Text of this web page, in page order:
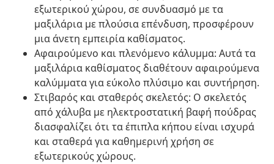
εξωτερικού χώρου, σε συνδυασμό με τα
μαξιλάρια με πλούσια επένδυση, προσφέρουν
μια άνετη εμπειρία καθίσματος.
Αφαιρούμενο και πλενόμενο κάλυμμα: Αυτά τα
μαξιλάρια καθίσματος διαθέτουν αφαιρούμενα
καλύμματα για εύκολο πλύσιμο και συντήρηση.
Στιβαρός και σταθερός σκελετός: Ο σκελετός
από χάλυβα με ηλεκτροστατική βαφή πούδρας
διασφαλίζει ότι τα έπιπλα κήπου είναι ισχυρά
και σταθερά για καθημερινή χρήση σε
εξωτερικούς χώρους.